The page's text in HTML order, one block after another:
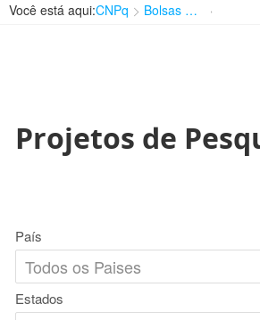
Você está aqui:CNPq Bolsas e Auxílios Vigentes
Projetos de
País
Estados